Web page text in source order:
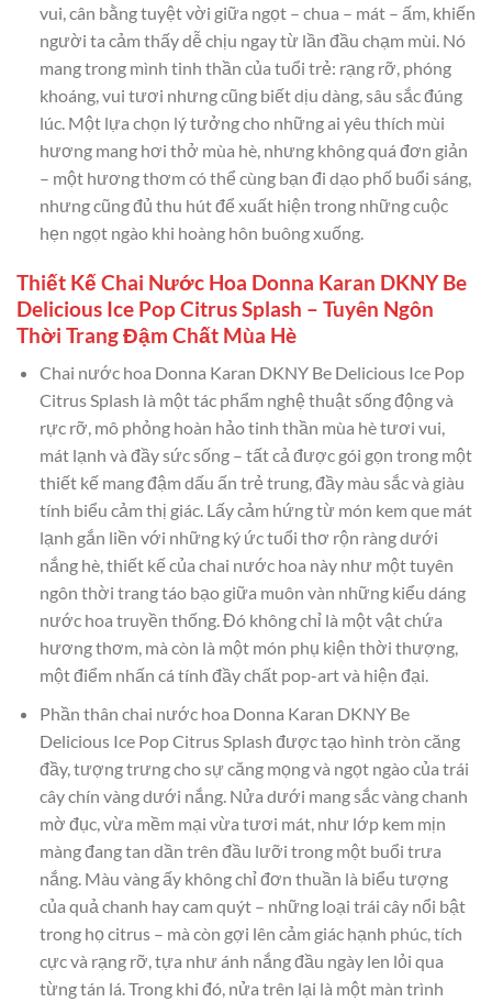
vui, cân bằng tuyệt vời giữa ngọt – chua – mát – ấm, khiến
người ta cảm thấy dễ chịu ngay từ lần đầu chạm mùi. Nó
mang trong mình tinh thần của tuổi trẻ: rạng rỡ, phóng
khoáng, vui tươi nhưng cũng biết dịu dàng, sâu sắc đúng
lúc. Một lựa chọn lý tưởng cho những ai yêu thích mùi
hương mang hơi thở mùa hè, nhưng không quá đơn giản
– một hương thơm có thể cùng bạn đi dạo phố buổi sáng,
nhưng cũng đủ thu hút để xuất hiện trong những cuộc
hẹn ngọt ngào khi hoàng hôn buông xuống.
Thiết Kế Chai Nước Hoa Donna Karan DKNY Be
Delicious Ice Pop Citrus Splash – Tuyên Ngôn
Thời Trang Đậm Chất Mùa Hè
Chai nước hoa Donna Karan DKNY Be Delicious Ice Pop
Citrus Splash là một tác phẩm nghệ thuật sống động và
rực rỡ, mô phỏng hoàn hảo tinh thần mùa hè tươi vui,
mát lạnh và đầy sức sống – tất cả được gói gọn trong một
thiết kế mang đậm dấu ấn trẻ trung, đầy màu sắc và giàu
tính biểu cảm thị giác. Lấy cảm hứng từ món kem que mát
lạnh gắn liền với những ký ức tuổi thơ rộn ràng dưới
nắng hè, thiết kế của chai nước hoa này như một tuyên
ngôn thời trang táo bạo giữa muôn vàn những kiểu dáng
nước hoa truyền thống. Đó không chỉ là một vật chứa
hương thơm, mà còn là một món phụ kiện thời thượng,
một điểm nhấn cá tính đầy chất pop-art và hiện đại.
Phần thân chai nước hoa Donna Karan DKNY Be
Delicious Ice Pop Citrus Splash được tạo hình tròn căng
đầy, tượng trưng cho sự căng mọng và ngọt ngào của trái
cây chín vàng dưới nắng. Nửa dưới mang sắc vàng chanh
mờ đục, vừa mềm mại vừa tươi mát, như lớp kem mịn
màng đang tan dần trên đầu lưỡi trong một buổi trưa
nắng. Màu vàng ấy không chỉ đơn thuần là biểu tượng
của quả chanh hay cam quýt – những loại trái cây nổi bật
trong họ citrus – mà còn gợi lên cảm giác hạnh phúc, tích
cực và rạng rỡ, tựa như ánh nắng đầu ngày len lỏi qua
từng tán lá. Trong khi đó, nửa trên lại là một màn trình